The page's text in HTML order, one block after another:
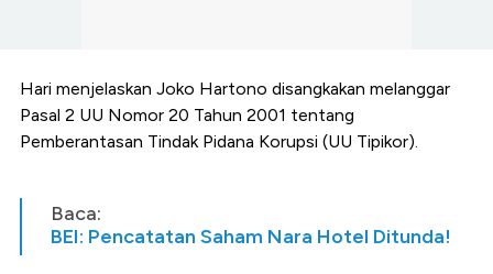
Hari menjelaskan Joko Hartono disangkakan melanggar
Pasal 2 UU Nomor 20 Tahun 2001 tentang
Pemberantasan Tindak Pidana Korupsi (UU Tipikor)
Baca:
BEI: Pencatatan Saham Nara Hotel Ditunda!